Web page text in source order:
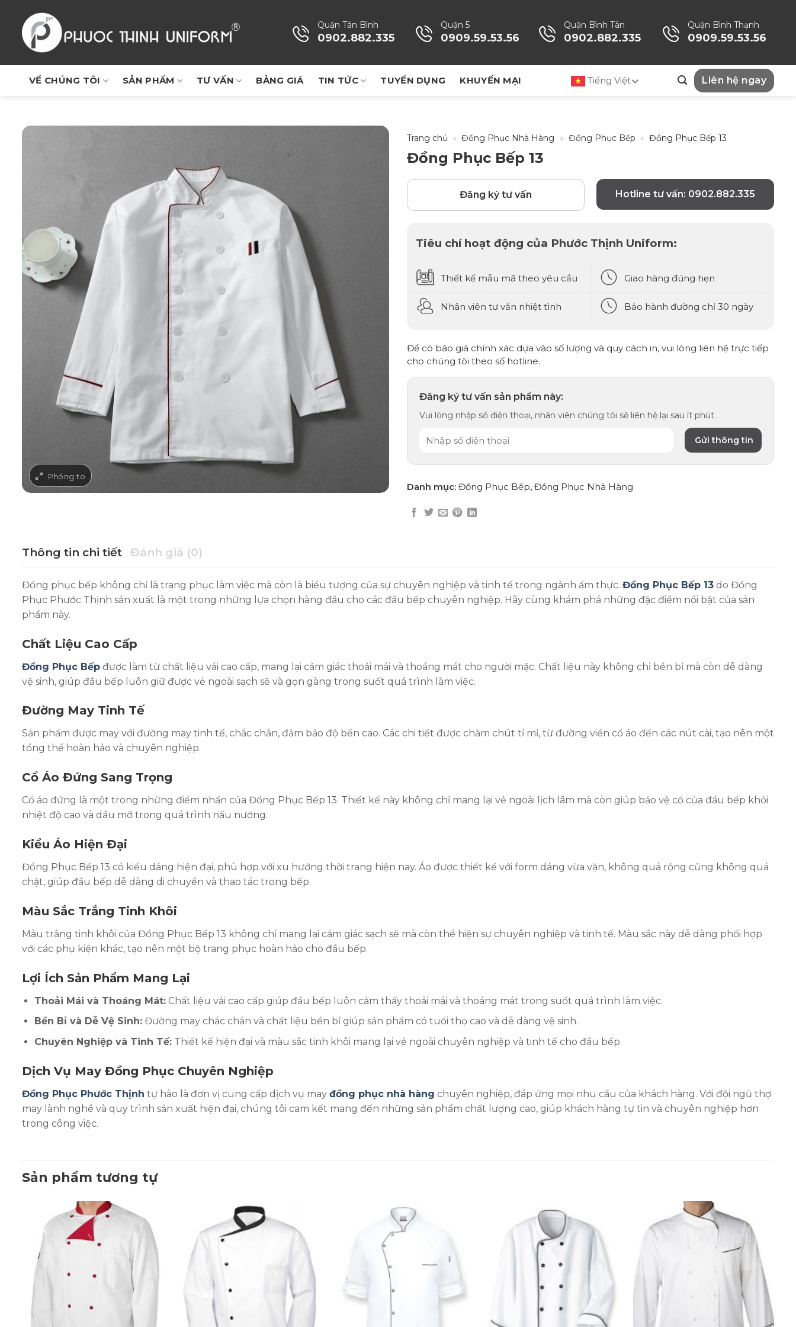
Quận Tân Bình
0902.882.335
Quận 5
0909.59.53.56
Quận Bình Tân
0902.882.335
Quận Bình Thạnh
0909.59.53.56
VỀ CHÚNG TÔI SẢN PHẨM TƯ VẤN BẢNG GIÁ TIN TỨC TUYỂN DỤNG KHUYẾN MẠI Tiếng Việt Liên hệ ngay
Trang chủ » Đồng Phục Nhà Hàng » Đồng Phục Bếp » Đồng Phục Bếp 13
Đồng Phục Bếp 13
Đăng ký tư vấn Hotline tư vấn: 0902.882.335
Tiêu chí hoạt động của Phước Thịnh Uniform:
Thiết kế mẫu mã theo yêu cầu Giao hàng đúng hẹn
Nhân viên tư vấn nhiệt tình Bảo hành đường chỉ 30 ngày
Để có báo giá chính xác dựa vào số lượng và quy cách in, vui lòng liên hệ trực tiếp
cho chúng tôi theo số hotline.
Đăng ký tư vấn sản phẩm này:
Vui lòng nhập số điện thoại, nhân viên chúng tôi sẽ liên hệ lại sau ít phút.
Danh mục: Đồng Phục Bếp, Đồng Phục Nhà Hàng
Thông tin chi tiết Đánh giá (0)
Đồng phục bếp không chỉ là trang phục làm việc mà còn là biểu tượng của sự chuyên nghiệp và tinh tế trong ngành ẩm thực. Đồng Phục Bếp 13 do Đồng
Phục Phước Thịnh sản xuất là một trong những lựa chọn hàng đầu cho các đầu bếp chuyên nghiệp. Hãy cùng khám phá những đặc điểm nổi bật của sản
phẩm này.
Chất Liệu Cao Cấp
Đồng Phục Bếp được làm từ chất liệu vải cao cấp, mang lại cảm giác thoải mái và thoáng mát cho người mặc. Chất liệu này không chỉ bền bỉ mà còn dễ dàng
vệ sinh, giúp đầu bếp luôn giữ được vẻ ngoài sạch sẽ và gọn gàng trong suốt quá trình làm việc.
Đường May Tinh Tế
Sản phẩm được may với đường may tinh tế, chắc chắn, đảm bảo độ bền cao. Các chi tiết được chăm chút tỉ mỉ, từ đường viền cổ áo đến các nút cài, tạo nên một
tổng thể hoàn hảo và chuyên nghiệp.
Cổ Áo Đứng Sang Trọng
Cổ áo đứng là một trong những điểm nhấn của Đồng Phục Bếp 13. Thiết kế này không chỉ mang lại vẻ ngoài lịch lãm mà còn giúp bảo vệ cổ của đầu bếp khỏi
nhiệt độ cao và dầu mỡ trong quá trình nấu nướng.
Kiểu Áo Hiện Đại
Đồng Phục Bếp 13 có kiểu dáng hiện đại, phù hợp với xu hướng thời trang hiện nay. Áo được thiết kế với form dáng vừa vặn, không quá rộng cũng không quá
chật, giúp đầu bếp dễ dàng di chuyển và thao tác trong bếp.
Màu Sắc Trắng Tinh Khôi
Màu trắng tinh khôi của Đồng Phục Bếp 13 không chỉ mang lại cảm giác sạch sẽ mà còn thể hiện sự chuyên nghiệp và tinh tế. Màu sắc này dễ dàng phối hợp
với các phụ kiện khác, tạo nên một bộ trang phục hoàn hảo cho đầu bếp.
Lợi Ích Sản Phẩm Mang Lại
Thoải Mái và Thoáng Mát:Chất liệu vải cao cấp giúp đầu bếp luôn cảm thấy thoải mái và thoáng mát trong suốt quá trình làm việc.
Bền Bỉ và Dễ Vệ Sinh:Đường may chắc chắn và chất liệu bền bỉ giúp sản phẩm có tuổi thọ cao và dễ dàng vệ sinh.
Chuyên Nghiệp và Tinh Tế:Thiết kế hiện đại và màu sắc tinh khôi mang lại vẻ ngoài chuyên nghiệp và tinh tế cho đầu bếp.
Dịch Vụ May Đồng Phục Chuyên Nghiệp
Đồng Phục Phước Thịnh tự hào là đơn vị cung cấp dịch vụ may đồng phục nhà hàng chuyên nghiệp, đáp ứng mọi nhu cầu của khách hàng. Với đội ngũ thợ
may lành nghề và quy trình sản xuất hiện đại, chúng tôi cam kết mang đến những sản phẩm chất lượng cao, giúp khách hàng tự tin và chuyên nghiệp hơn
trong công việc.
Sản phẩm tương tự